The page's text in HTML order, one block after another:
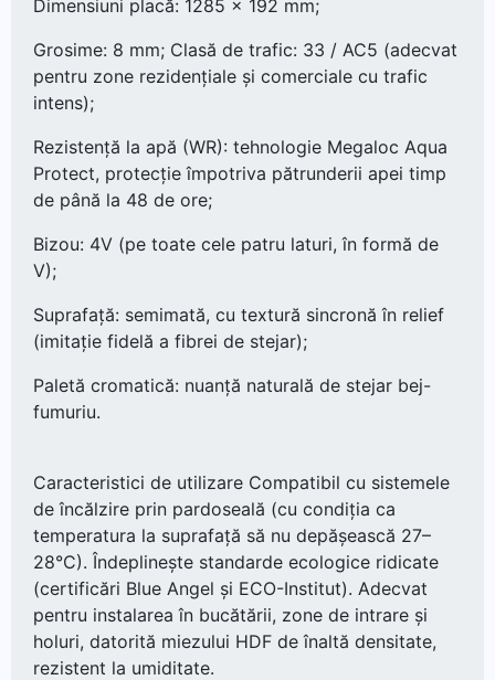
Dimensiuni placă: 1285 × 192 mm;
Grosime: 8 mm; Clasă de trafic: 33 / AC5 (adecvat
pentru zone rezidențiale și comerciale cu trafic
intens);
Rezistență la apă (WR): tehnologie Megaloc Aqua
Protect, protecție împotriva pătrunderii apei timp
de până la 48 de ore;
Bizou: 4V (pe toate cele patru laturi, în formă de
V);
Suprafață: semimată, cu textură sincronă în relief
(imitație fidelă a fibrei de stejar);
Paletă cromatică: nuanță naturală de stejar bej-
fumuriu.
Caracteristici de utilizare Compatibil cu sistemele
de încălzire prin pardoseală (cu condiția ca
temperatura la suprafață să nu depășească 27–
28°C). Îndeplinește standarde ecologice ridicate
(certificări Blue Angel și ECO-Institut). Adecvat
pentru instalarea în bucătării, zone de intrare și
holuri, datorită miezului HDF de înaltă densitate,
rezistent la umiditate.